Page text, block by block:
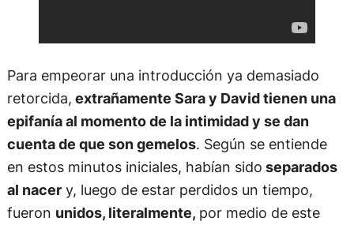
Para empeorar una introducción ya demasiado
retorcida, extrañamente Sara y David tienen una
epifanía al momento de la intimidad y se dan
cuenta de que son gemelos. Según se entiende
en estos minutos iniciales, habían sido separados
al nacery, luego de estar perdidos un tiempo,
fueron unidos, literalmente, por medio de este